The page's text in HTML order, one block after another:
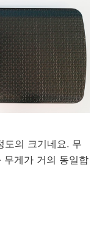
도의 크기네요. 무
무게가 거의 동일합